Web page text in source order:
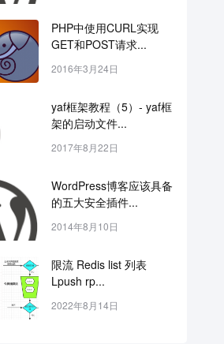
PHP中使用CURL实现
GET和POST请求...
2016年3月24日
yaf框架教程（5）- yaf框
架的启动文件...
2017年8月22日
WordPress博客应该具备
的五大安全插件...
2014年8月10日
限流 Redis list 列表
Lpush rp...
2022年8月14日